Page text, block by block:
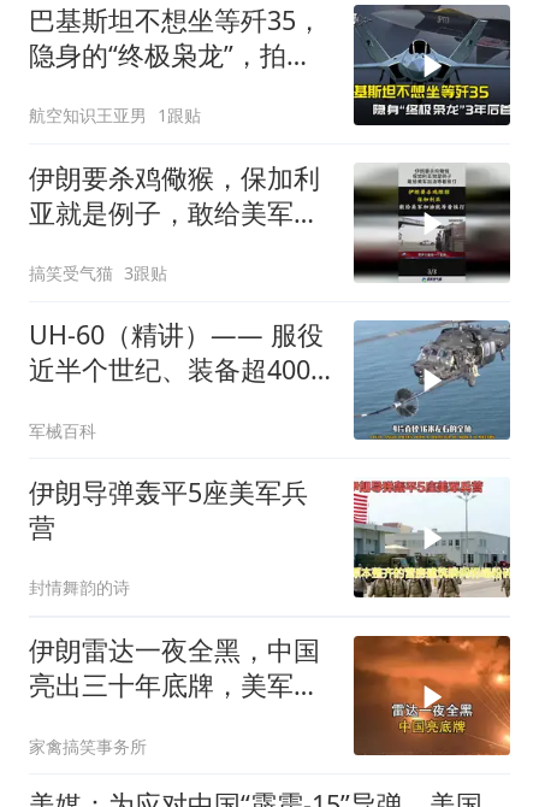
巴基斯坦不想坐等歼35，
隐身的“终极枭龙”，拍板
航空知识王亚男 1跟贴
伊朗要杀鸡儆猴，保加利
亚就是例子，敢给美军加
搞笑受气猫 3跟贴
UH-60（精讲）—— 服役
近半个世纪、装备超4000
军械百科
伊朗导弹轰平5座美军兵
营
封情舞韵的诗
伊朗雷达一夜全黑，中国
亮出三十年底牌，美军看
家禽搞笑事务所